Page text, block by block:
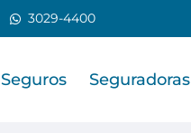
3029-4400
Seguros Seguradoras